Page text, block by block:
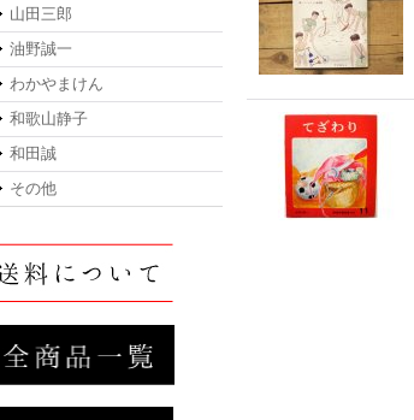
山田三郎
油野誠一
わかやまけん
和歌山静子
和田誠
その他